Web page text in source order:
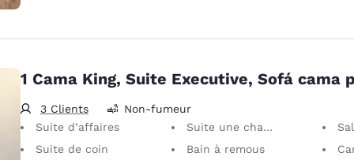
1 Cama King, Suite Executive, Sofá cama
3 Clients
Non-fumeur
Suite d’affaires
Suite une chambre
Suite de coin
Bain à remous